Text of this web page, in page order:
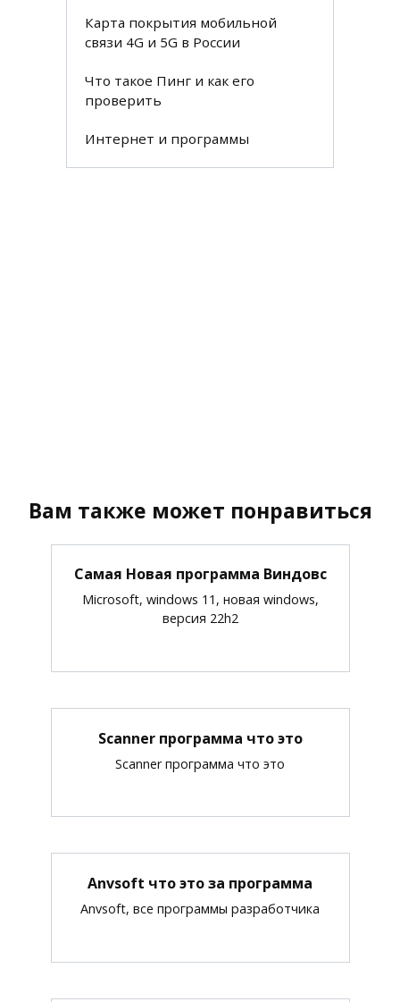
Карта покрытия мобильной
связи 4G и 5G в России
Что такое Пинг и как его
проверить
Интернет и программы
Вам также может понравиться
Самая Новая программа Виндовс
Microsoft, windows 11, новая windows,
версия 22h2
Scanner программа что это
Scanner программа что это
Anvsoft что это за программа
Anvsoft, все программы разработчика